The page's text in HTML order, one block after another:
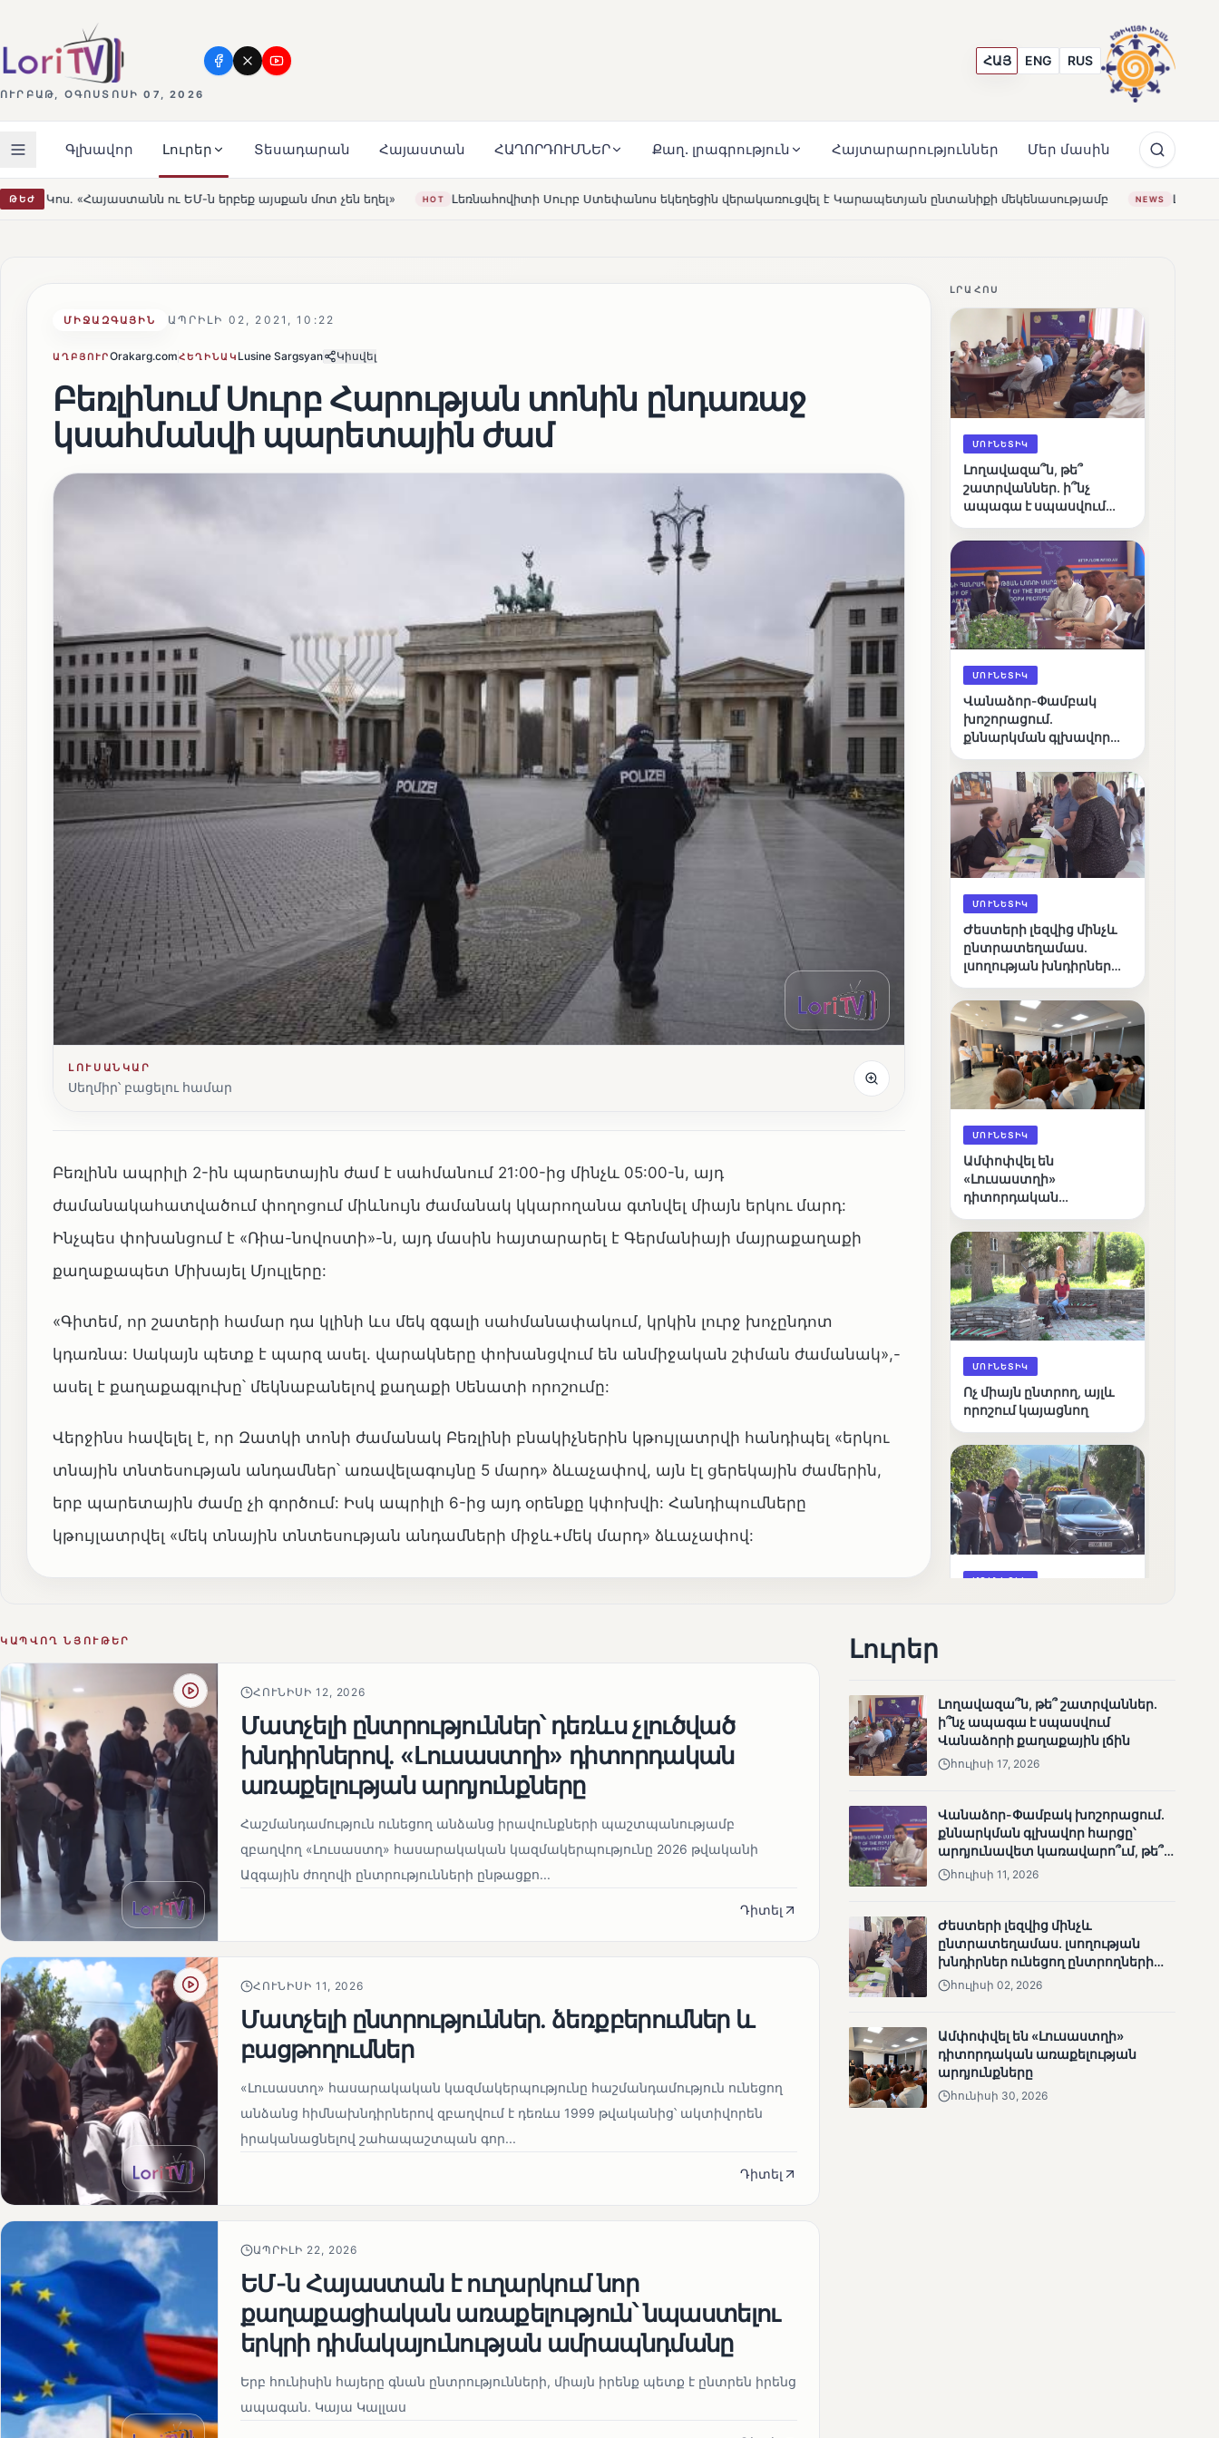
ՈՒՐԲԱԹ, ՕԳՈՍՏՈՍԻ 07, 2026
ՀԱՅ ENG RUS
Գլխավոր Լուրեր Տեսադարան Հայաստան ՀԱՂՈՐԴՈՒՄՆԵՐ Քաղ. լրագրություն Հայտարարություններ Մեր մասին
ԹԵԺ
ԵՄ-ն երբեք այսքան մոտ չեն եղել» HOT Լեռնահովիտի Սուրբ Ստեփանոս եկեղեցին վերակառուցվել է Կարապետյան ընտանիքի մեկենասությամբ NEWS Լողավազա՞ն, թե՞
ՄԻՋԱԶԳԱՅԻՆ ԱՊՐԻԼԻ 02, 2021, 10:22
ԱՂԲՅՈՒՐOrakarg.comՀԵՂԻՆԱԿ Lusine Sargsyan Կիսվել
Բեռլինում Սուրբ Հարության տոնին ընդառաջ
կսահմանվի պարետային ժամ
ԼՈՒՍԱՆԿԱՐ
Սեղմիր՝ բացելու համար
Բեռլինն ապրիլի 2-ին պարետային ժամ է սահմանում 21:00-ից մինչև 05:00-ն, այդ
ժամանակահատվածում փողոցում միևնույն ժամանակ կկարողանա գտնվել միայն երկու մարդ:
Ինչպես փոխանցում է «Ռիա-նովոստի»-ն, այդ մասին հայտարարել է Գերմանիայի մայրաքաղաքի
քաղաքապետ Միխայել Մյուլլերը:
«Գիտեմ, որ շատերի համար դա կլինի ևս մեկ զգալի սահմանափակում, կրկին լուրջ խոչընդոտ
կդառնա: Սակայն պետք է պարզ ասել. վարակները փոխանցվում են անմիջական շփման ժամանակ»,-
ասել է քաղաքագլուխը՝ մեկնաբանելով քաղաքի Սենատի որոշումը:
Վերջինս հավելել է, որ Զատկի տոնի ժամանակ Բեռլինի բնակիչներին կթույլատրվի հանդիպել «երկու
տնային տնտեսության անդամներ՝ առավելագույնը 5 մարդ» ձևաչափով, այն էլ ցերեկային ժամերին,
երբ պարետային ժամը չի գործում: Իսկ ապրիլի 6-ից այդ օրենքը կփոխվի: Հանդիպումները
կթույլատրվել «մեկ տնային տնտեսության անդամների միջև+մեկ մարդ» ձևաչափով:
ԼՐԱՀՈՍ
ՄՈՒՆԵՏԻԿ
Լողավազա՞ն, թե՞
շատրվաններ. ի՞նչ
ապագա է սպասվում
լճին
ՄՈՒՆԵՏԻԿ
Վանաձոր-Փամբակ
խոշորացում.
քննարկման գլխավոր
կառավարո՞ւմ, թե՞
քաղաքական նպատակ
ՄՈՒՆԵՏԻԿ
Ժեստերի լեզվից մինչև
ընտրատեղամաս.
լսողության խնդիրներ
ճանապարհը
ՄՈՒՆԵՏԻԿ
Ամփոփվել են
«Լուսաստղի»
դիտորդական
արդյունքները
ՄՈՒՆԵՏԻԿ
Ոչ միայն ընտրող, այլև
որոշում կայացնող
ՄՈՒՆԵՏԻԿ
աշխատանքները
ՄՈՒՆԵՏԻԿ
Մատչելի
ընտրություններ՝ դեռևս
չլուծված խնդիրներով.
առաքելության
արդյունքները
ՄՈՒՆԵՏԻԿ
Մատչելի
ձեռքբերումներ և
ԿԱՊՎՈՂ ՆՅՈՒԹԵՐ
ՀՈՒՆԻՍԻ 12, 2026
Մատչելի ընտրություններ՝ դեռևս չլուծված
խնդիրներով. «Լուսաստղի» դիտորդական
առաքելության արդյունքները
Հաշմանդամություն ունեցող անձանց իրավունքների պաշտպանությամբ
զբաղվող «Լուսաստղ» հասարակական կազմակերպությունը 2026 թվականի
Ազգային ժողովի ընտրությունների ընթացքո...
Դիտել
ՀՈՒՆԻՍԻ 11, 2026
Մատչելի ընտրություններ. ձեռքբերումներ և
բացթողումներ
«Լուսաստղ» հասարակական կազմակերպությունը հաշմանդամություն ունեցող
անձանց հիմնախնդիրներով զբաղվում է դեռևս 1999 թվականից՝ ակտիվորեն
իրականացնելով շահապաշտպան գոր...
Դիտել
ԱՊՐԻԼԻ 22, 2026
ԵՄ-ն Հայաստան է ուղարկում նոր
քաղաքացիական առաքելություն՝ նպաստելու
երկրի դիմակայունության ամրապնդմանը
Երբ հունիսին հայերը գնան ընտրությունների, միայն իրենք պետք է ընտրեն իրենց
ապագան. Կայա Կալլաս
Լուրեր
Լողավազա՞ն, թե՞ շատրվաններ.
ի՞նչ ապագա է սպասվում
Վանաձորի քաղաքային լճին
հուլիսի 17, 2026
Վանաձոր-Փամբակ խոշորացում.
քննարկման գլխավոր հարցը՝
արդյունավետ կառավարո՞ւմ, թե՞
քաղաքական նպատակ
հուլիսի 11, 2026
Ժեստերի լեզվից մինչև
ընտրատեղամաս. լսողության
խնդիրներ ունեցող ընտրողների
ճանապարհը
հուլիսի 02, 2026
Ամփոփվել են «Լուսաստղի»
դիտորդական առաքելության
արդյունքները
հունիսի 30, 2026